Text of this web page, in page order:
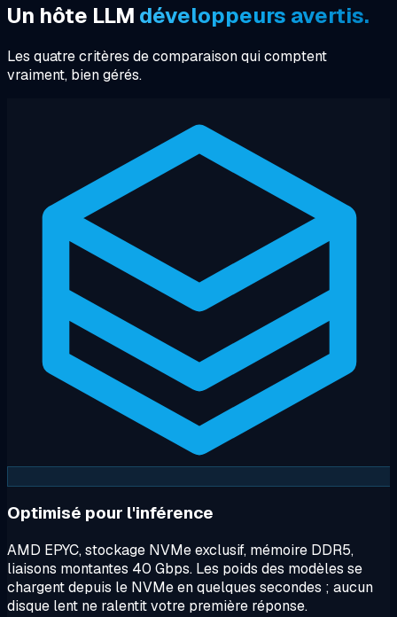
Un hôte LLM développeurs avertis.
Les quatre critères de comparaison qui comptent
vraiment, bien gérés.
Optimisé pour l'inférence
AMD EPYC, stockage NVMe exclusif, mémoire DDR5,
liaisons montantes 40 Gbps. Les poids des modèles se
chargent depuis le NVMe en quelques secondes ; aucun
disque lent ne ralentit votre première réponse.